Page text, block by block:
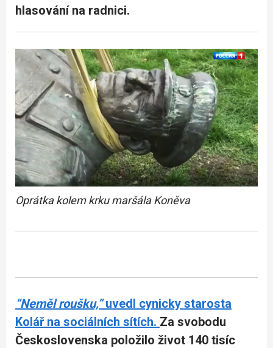
hlasování na radnici.
Oprátka kolem krku maršála Koněva
“Neměl roušku,”uvedl cynicky starosta
Kolář na sociálních sítích. Za svobodu
Československa položilo život 140 tisíc